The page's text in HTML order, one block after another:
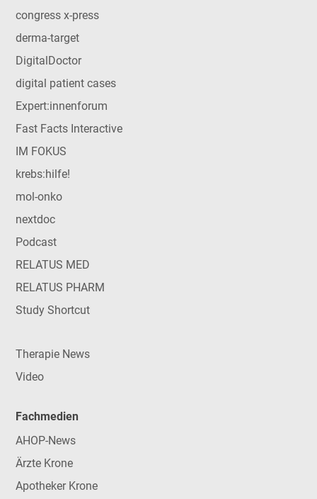
congress x-press
derma-target
DigitalDoctor
digital patient cases
Expert:innenforum
Fast Facts Interactive
IM FOKUS
krebs:hilfe!
mol-onko
nextdoc
Podcast
RELATUS MED
RELATUS PHARM
Study Shortcut
Therapie News
Video
Fachmedien
AHOP-News
Ärzte Krone
Apotheker Krone